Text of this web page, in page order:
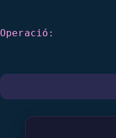
Operació: